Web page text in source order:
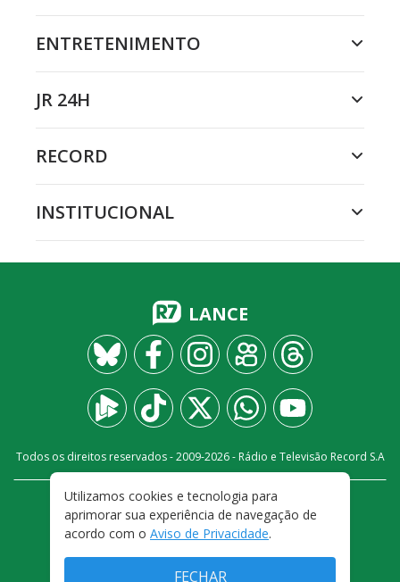
ENTRETENIMENTO
JR 24H
RECORD
INSTITUCIONAL
LANCE
Todos os direitos reservados - 2009-2026- Rádio e Televisão Record S.A
FALE CONOSCO
PRIVACIDADE
TERMOS E CONDIÇÕES DE USO
Utilizamos cookies e tecnologia para
aprimorar sua experiência de navegação de
acordo com o Aviso de Privacidade.
FECHAR